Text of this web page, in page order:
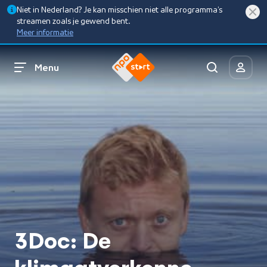
Niet in Nederland? Je kan misschien niet alle programma’s
streamen zoals je gewend bent.
Meer informatie
Menu
3Doc: De